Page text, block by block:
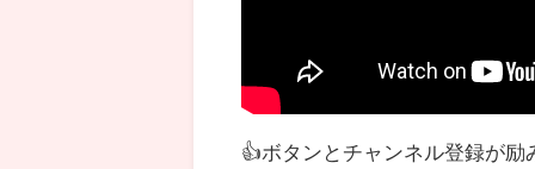
👍ボタンとチャンネル登録が励